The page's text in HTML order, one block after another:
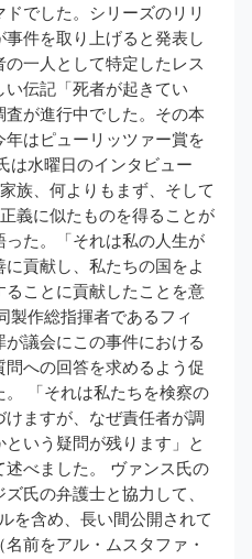
でした。シリーズのリリ
件を取り上げると発表し
一人として特定したレス
伝記「死者が起きてい
が進行中でした。その本
はピューリッツァー賞を
は水曜日のインタビュー
族、何よりもまず、そして
義に似たものを得ることが
た。「それは私の人生が
貢献し、私たちの国をよ
ることに貢献したことを意
製作総指揮者であるフィ
議会にこの事件における
への回答を求めるよう促
「それは私たちを検察の
ますが、なぜ責任者が調
いう疑問が残ります」と
べました。 ヴァンス氏の
氏の弁護士と協力して、
を含め、長い間公開されて
前をアル・ムスタファ・